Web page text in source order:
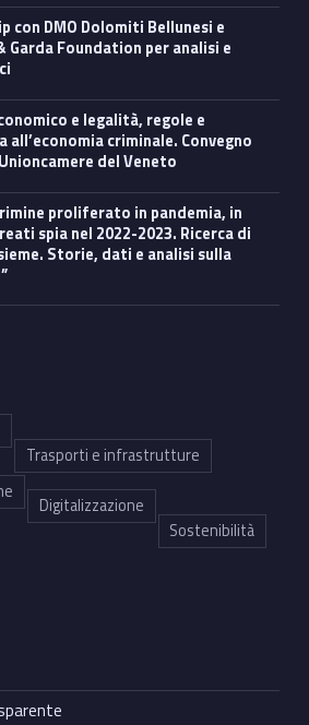
Garda Foundation per analisi e
criminale. Convegno
del Veneto
spia nel 2022-2023. Ricerca di
Storie, dati e analisi sulla
Trasporti e infrastrutture
Digitalizzazione
Sostenibilità